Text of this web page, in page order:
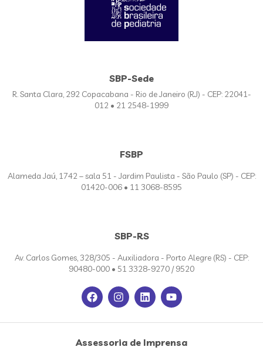
SBP-Sede
R. Santa Clara, 292 Copacabana - Rio de Janeiro (RJ) - CEP: 22041-
012 • 21 2548-1999
FSBP
Alameda Jaú, 1742 – sala 51 - Jardim Paulista - São Paulo (SP) - CEP:
01420-006 • 11 3068-8595
SBP-RS
Av. Carlos Gomes, 328/305 - Auxiliadora - Porto Alegre (RS) - CEP:
90480-000 • 51 3328-9270 / 9520
Assessoria de Imprensa